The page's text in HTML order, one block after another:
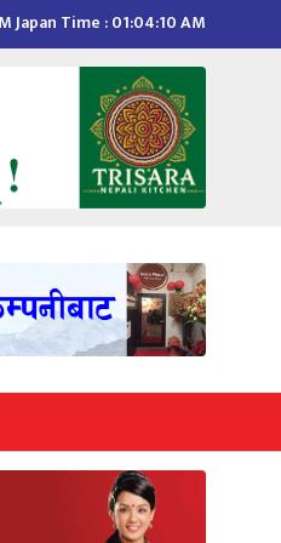
Japan Time :01:04:11 AM